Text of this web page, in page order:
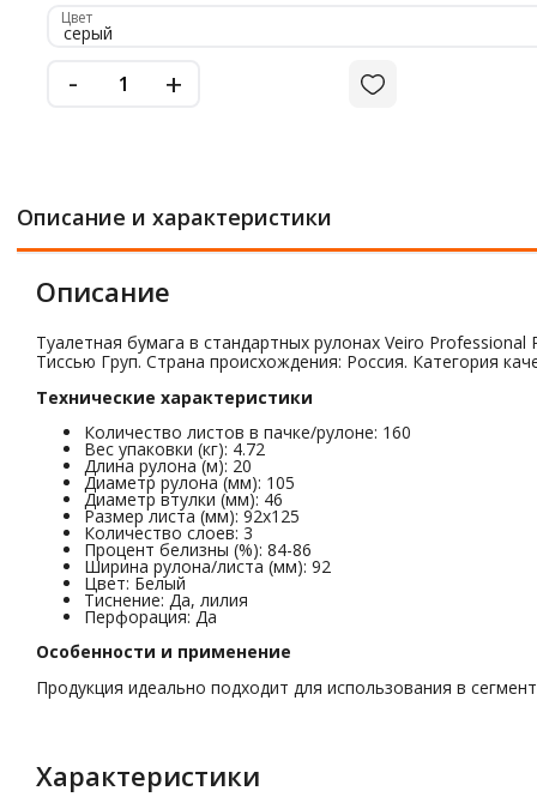
Цвет
серый
- +
Описание и характеристики
Описание
Туалетная бумага в стандартных рулонах Veiro
Тиссью Груп. Страна происхождения: Россия. Категория
Технические характеристики
Количество листов в пачке/рулоне: 160
Вес упаковки (кг): 4.72
Длина рулона (м): 20
Диаметр рулона (мм): 105
Диаметр втулки (мм): 46
Размер листа (мм): 92х125
Количество слоев: 3
Процент белизны (%): 84-86
Ширина рулона/листа (мм): 92
Цвет: Белый
Тиснение: Да, лилия
Перфорация: Да
Особенности и применение
Продукция идеально подходит для использования в
Характеристики